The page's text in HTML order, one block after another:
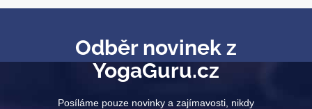
Odběr novinek z
YogaGuru.cz
Posíláme pouze novinky a zajímavosti, nikdy